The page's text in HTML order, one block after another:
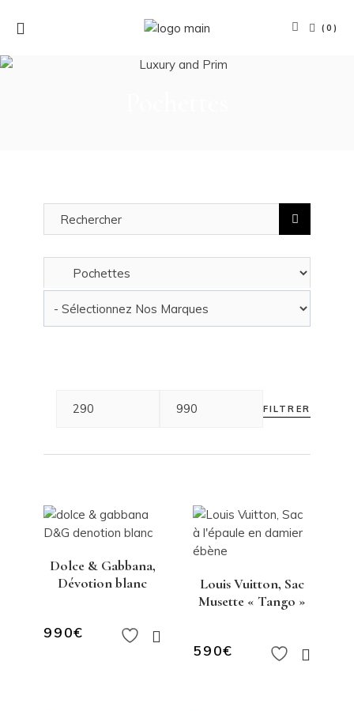
(0)
Dolce & Gabbana,
Dévotion blanc
990€
Louis Vuitton, Sac
Musette « Tango »
590€
FILTRER